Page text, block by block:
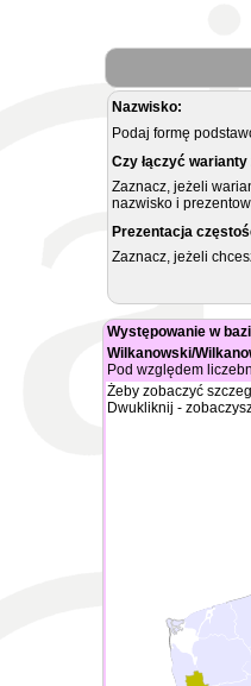
Nazwisko:
Podaj formę
Czy łączyć
Zaznacz, jeżeli
nazwisko i
Prezentacja
Zaznacz, jeżeli
Występowanie w
Wilkanowski/
Pod względem
Żeby zobaczyć
Dwukliknij -